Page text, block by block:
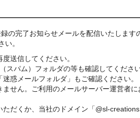
の完了お知らせメールを配信いたします
。
送信してください。
パム）フォルダの等も確認してください
惑メールフォルダ」もご確認ください。
せん。ご利用のメールサーバー運営者に
だくか、当社のドメイン「@sl-